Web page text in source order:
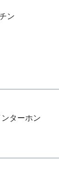
ン
ターホン